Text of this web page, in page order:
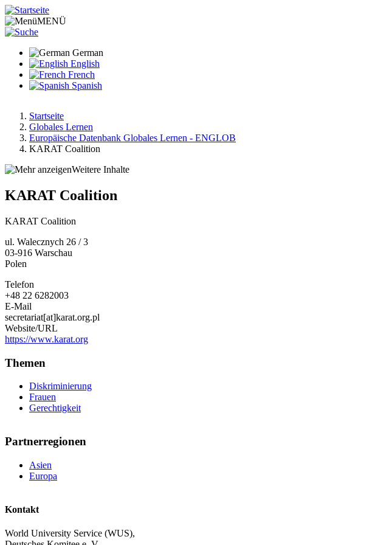
Direkt
zum
Inhalt
MENÜ
German
English
French
Spanish
Pfadnavigation
Startseite
Globales Lernen
Europäische Datenbank Globales Lernen - ENGLOB
KARAT Coalition
Weitere Inhalte
KARAT Coalition
KARAT Coalition
ul. Walecznych 26 / 3
03-916 Warschau
Polen
Telefon
+48 22 6282003
E-Mail
secretariat[at]karat.org.pl
Website/URL
https://www.karat.org
Themen
Diskriminierung
Frauen
Gerechtigkeit
Partnerregionen
Asien
Europa
Kontakt
World University Service (WUS),